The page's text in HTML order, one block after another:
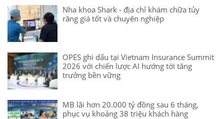
Nha khoa Shark - địa chỉ khám chữa tủy
răng giá tốt và chuyên nghiệp
OPES ghi dấu tại Vietnam Insurance Summit
2026 với chiến lược AI hướng tới tăng
trưởng bền vững
MB lãi hơn 20.000 tỷ đồng sau 6 tháng,
phục vụ khoảng 38 triệu khách hàng